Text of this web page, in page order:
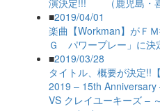
演決定!!! （鹿児島・喜
■2019/04/01
楽曲【Workman】がＦ
Ｇ パワープレー」に決
■2019/03/28
タイトル、概要が決定!!
2019 – 15th Anniversary
VS クレイユーキーズ – ～